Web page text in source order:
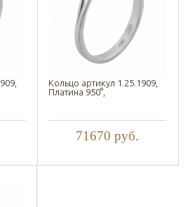
Кольцо артикул 1.25.1909,
Платина 950°,
71670 руб.